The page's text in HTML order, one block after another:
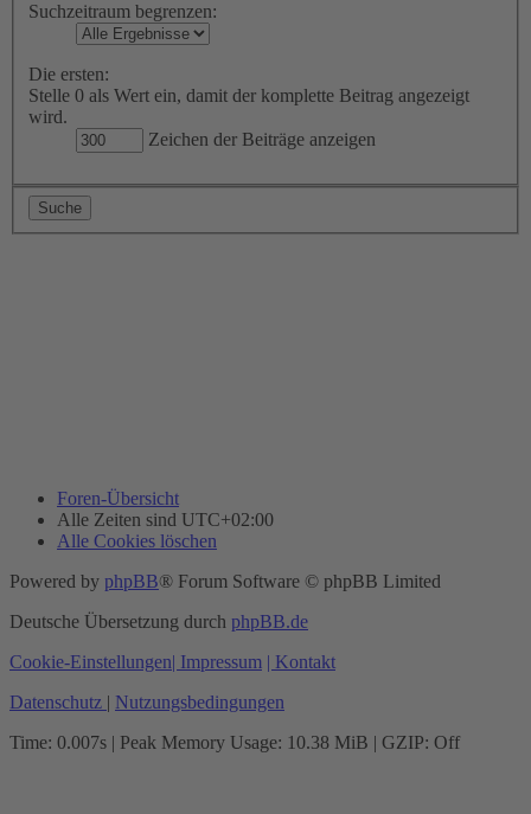
Suchzeitraum begrenzen:
Die ersten:
Stelle 0 als Wert ein, damit der komplette Beitrag angezeigt
wird.
Zeichen der Beiträge anzeigen
Foren-Übersicht
Alle Zeiten sind UTC+02:00
Alle Cookies löschen
Powered by phpBB® Forum Software © phpBB Limited
Deutsche Übersetzung durch phpBB.de
Cookie-Einstellungen| Impressum | Kontakt
Datenschutz | Nutzungsbedingungen
Time: 0.007s | Peak Memory Usage: 10.38 MiB | GZIP: Off